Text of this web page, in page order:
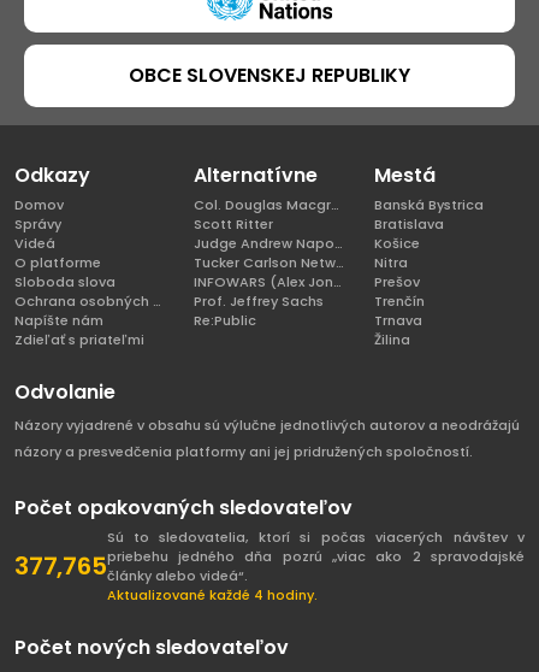
OBCE SLOVENSKEJ REPUBLIKY
Odkazy
Domov
Správy
Videá
O platforme
Sloboda slova
Ochrana osobných údajov
Napíšte nám
Zdieľať s priateľmi
Alternatívne
Col. Douglas Macgregor, Ph.D
Scott Ritter
Judge Andrew Napolitano
Tucker Carlson Network
INFOWARS (Alex Jones)
Prof. Jeffrey Sachs
Re:Public
Mestá
Banská Bystrica
Bratislava
Košice
Nitra
Prešov
Trenčín
Trnava
Žilina
Odvolanie
Názory vyjadrené v obsahu sú výlučne jednotlivých autorov a neodrážajú
názory a presvedčenia platformy ani jej pridružených spoločností.
Počet opakovaných sledovateľov
377,765
Sú to sledovatelia, ktorí si počas viacerých návštev v
priebehu jedného dňa pozrú „viac ako 2 spravodajské
články alebo videá“.
Aktualizované každé 4 hodiny.
Počet nových sledovateľov